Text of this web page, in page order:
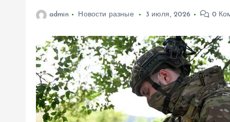
admin Новости разные 3 июля, 2026 0